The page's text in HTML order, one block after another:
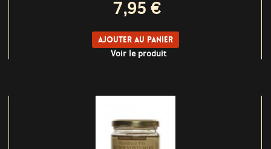
7,95 €
Ajouter au panier
Voir le produit